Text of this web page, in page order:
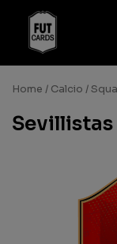
Home / Calcio /
Sevillistas